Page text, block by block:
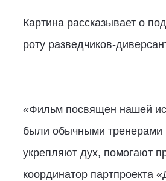
Картина рассказывает о
роту разведчиков-
«Фильм посвящен нашей
были обычными тренерами
укрепляют дух, помогают
координатор партпроекта